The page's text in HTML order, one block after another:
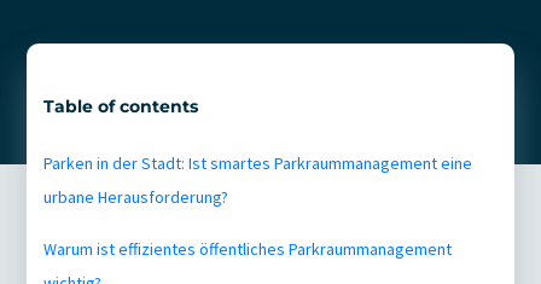
Table of contents
Parken in der Stadt: Ist smartes Parkraummanagement eine
urbane Herausforderung?
Warum ist effizientes öffentliches Parkraummanagement